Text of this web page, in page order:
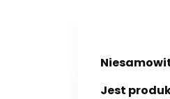
Jest